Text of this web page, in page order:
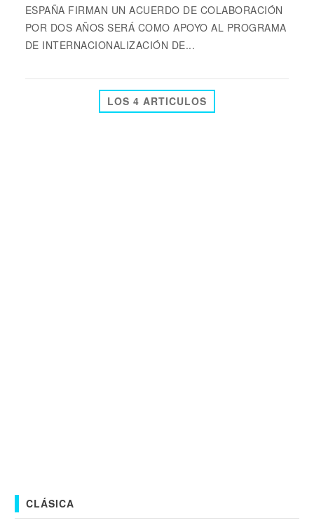
ESPAÑA FIRMAN UN ACUERDO DE COLABORACIÓN
POR DOS AÑOS SERÁ COMO APOYO AL PROGRAMA
DE INTERNACIONALIZACIÓN DE...
LOS 4 ARTICULOS
CLÁSICA